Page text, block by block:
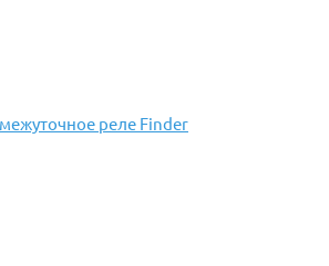
реле Finder